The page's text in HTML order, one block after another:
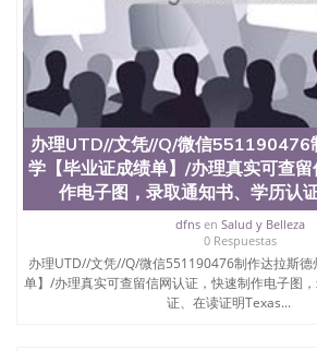
办理UTD//文凭//Q/微信551190476
学【毕业证成绩单】/办理真实可查
作电子图，录取通知书、学历认
dfnsen Salud y Belleza
0 Respuestas
办理UTD//文凭//Q/微信551190476制作达拉斯德
单】/办理真实可查留信网认证，快速制作电子图
证、在读证明Texas...